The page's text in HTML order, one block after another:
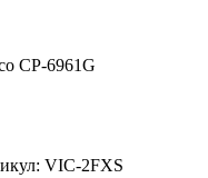
CP-6961G
VIC-2FXS